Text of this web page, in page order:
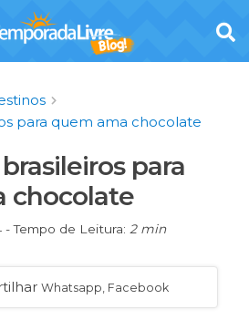
para quem ama chocolate
para
chocolate
Tempo de Leitura: 2 min
Whatsapp, Facebook